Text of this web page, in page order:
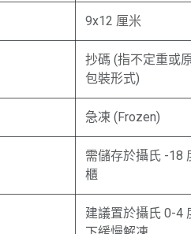
9x12 厘米
抄碼 (指不定重或
包裝形式)
急凍 (Frozen)
需儲存於攝氏 -18
櫃
建議置於攝氏 0-4